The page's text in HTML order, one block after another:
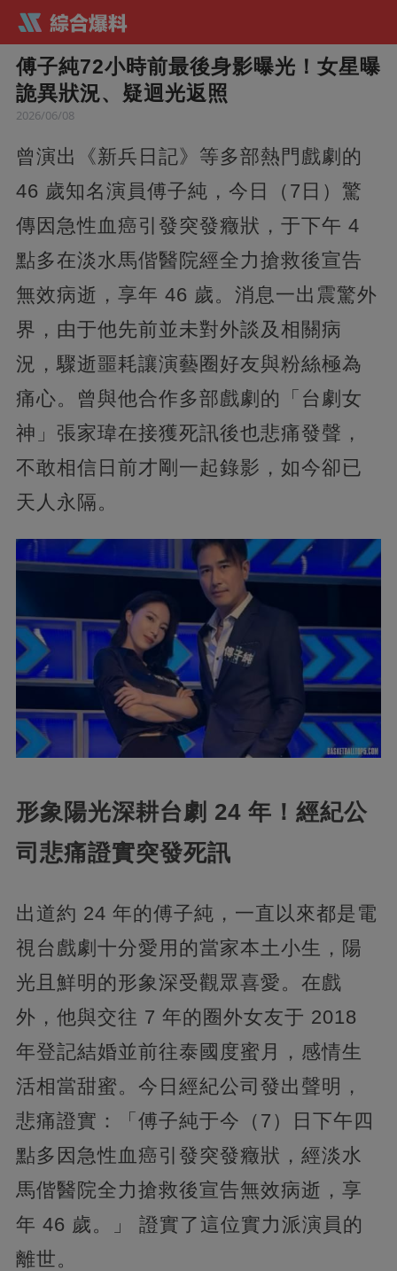
傅子純72小時前最後身影曝光！女星曝
詭異狀況、疑迴光返照
2026/06/08
曾演出《新兵日記》等多部熱門戲劇的
46 歲知名演員傅子純，今日（7日）驚
傳因急性血癌引發突發癥狀，于下午 4
點多在淡水馬偕醫院經全力搶救後宣告
無效病逝，享年 46 歲。消息一出震驚外
界，由于他先前並未對外談及相關病
況，驟逝噩耗讓演藝圈好友與粉絲極為
痛心。曾與他合作多部戲劇的「台劇女
神」張家瑋在接獲死訊後也悲痛發聲，
不敢相信日前才剛一起錄影，如今卻已
天人永隔。
形象陽光深耕台劇 24 年！經紀公
司悲痛證實突發死訊
出道約 24 年的傅子純，一直以來都是電
視台戲劇十分愛用的當家本土小生，陽
光且鮮明的形象深受觀眾喜愛。在戲
外，他與交往 7 年的圈外女友于 2018
年登記結婚並前往泰國度蜜月，感情生
活相當甜蜜。今日經紀公司發出聲明，
悲痛證實：「傅子純于今（7）日下午四
點多因急性血癌引發突發癥狀，經淡水
馬偕醫院全力搶救後宣告無效病逝，享
年 46 歲。」 證實了這位實力派演員的
離世。